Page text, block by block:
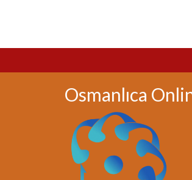
Osmanlıca